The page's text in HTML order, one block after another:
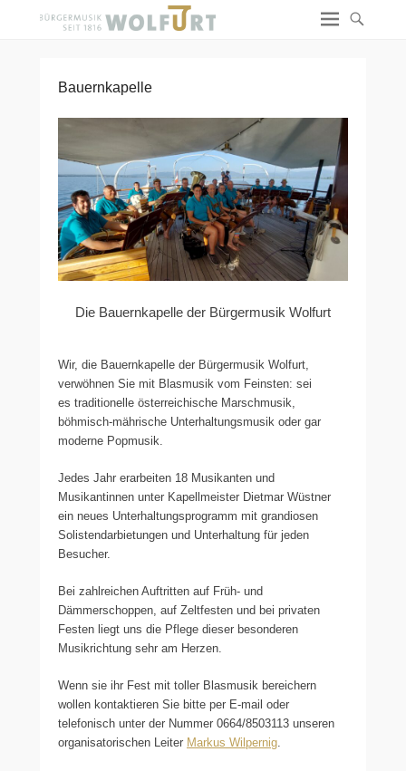
Bauernkapelle
Die Bauernkapelle der Bürgermusik Wolfurt
Wir, die Bauernkapelle der Bürgermusik Wolfurt,
verwöhnen Sie mit Blasmusik vom Feinsten: sei
es traditionelle österreichische Marschmusik,
böhmisch-mährische Unterhaltungsmusik oder gar
moderne Popmusik.
Jedes Jahr erarbeiten 18 Musikanten und
Musikantinnen unter Kapellmeister Dietmar Wüstner
ein neues Unterhaltungsprogramm mit grandiosen
Solistendarbietungen und Unterhaltung für jeden
Besucher.
Bei zahlreichen Auftritten auf Früh- und
Dämmerschoppen, auf Zeltfesten und bei privaten
Festen liegt uns die Pflege dieser besonderen
Musikrichtung sehr am Herzen.
Wenn sie ihr Fest mit toller Blasmusik bereichern
wollen kontaktieren Sie bitte per E-mail oder
telefonisch unter der Nummer 0664/8503113 unseren
organisatorischen Leiter Markus Wilpernig